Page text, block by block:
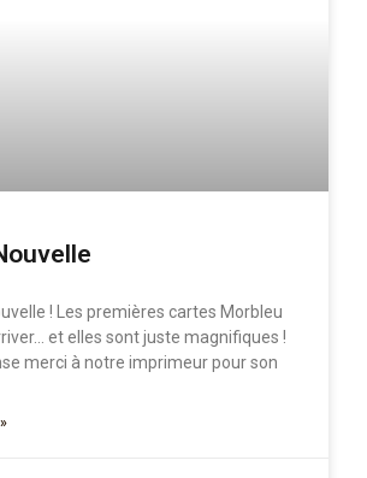
! Les premières cartes Morbleu
et elles sont juste magnifiques !
merci à notre imprimeur pour son